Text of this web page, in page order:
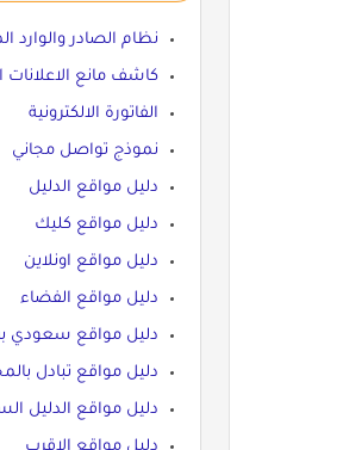
نظام الصادر
كاشف مانع الاعلانات
الفاتورة الالكترونية
نموذج تواصل مجاني
دليل مواقع الدليل
دليل مواقع كليك
دليل مواقع اونلاين
دليل مواقع الفضاء
دليل مواقع سعودي
دليل مواقع تبادل
دليل مواقع الدليل